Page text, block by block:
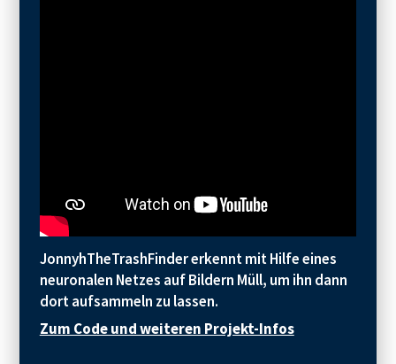
JonnyhTheTrashFinder erkennt mit Hilfe eines
neuronalen Netzes auf Bildern Müll, um ihn dann
dort aufsammeln zu lassen.
Zum Code und weiteren Projekt-Infos